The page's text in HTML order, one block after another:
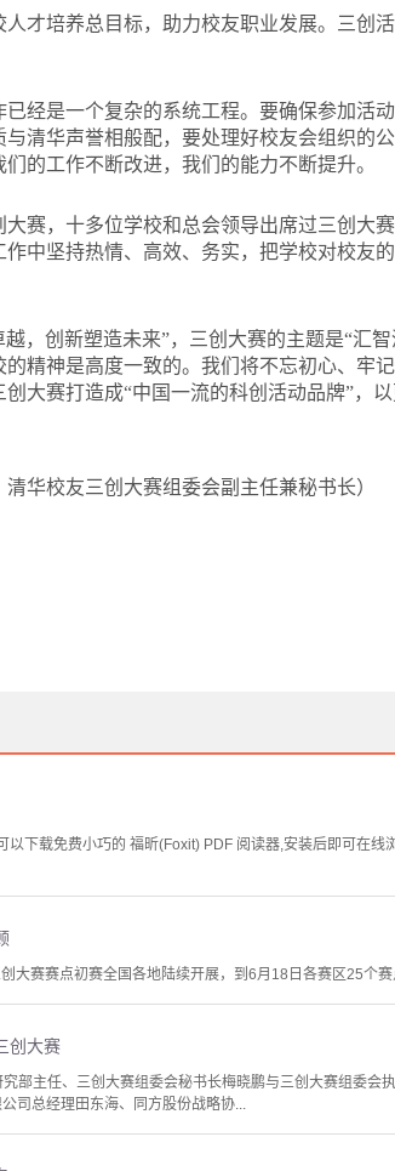
人才培养总目标，助力校友职业发展。三创
已经是一个复杂的系统工程。要确保参加活
清华声誉相般配，要处理好校友会组织的
的工作不断改进，我们的能力不断提升。
大赛，十多位学校和总会领导出席过三创大
中坚持热情、高效、务实，把学校对校友
，创新塑造未来”，三创大赛的主题是“汇
精神是高度一致的。我们将不忘初心、牢
大赛打造成“中国一流的科创活动品牌”，
华校友三创大赛组委会副主任兼秘书长）
以下载免费小巧的 福昕(Foxit) PDF 阅读器,安装后即可在
大赛赛点初赛全国各地陆续开展，到6月18日各赛区25个赛
创大赛
部主任、三创大赛组委会秘书长梅晓鹏与三创大赛组委会
司总经理田东海、同方股份战略协...